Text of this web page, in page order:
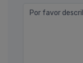
Por favor